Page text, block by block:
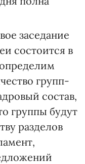
заседание
состоится в
групп-
состав,
группы будут
разделов